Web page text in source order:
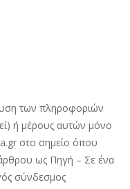
των πληροφοριών
ή μέρους αυτών μόνο
στο σημείο όπου
ως Πηγή – Σε ένα
σύνδεσμος